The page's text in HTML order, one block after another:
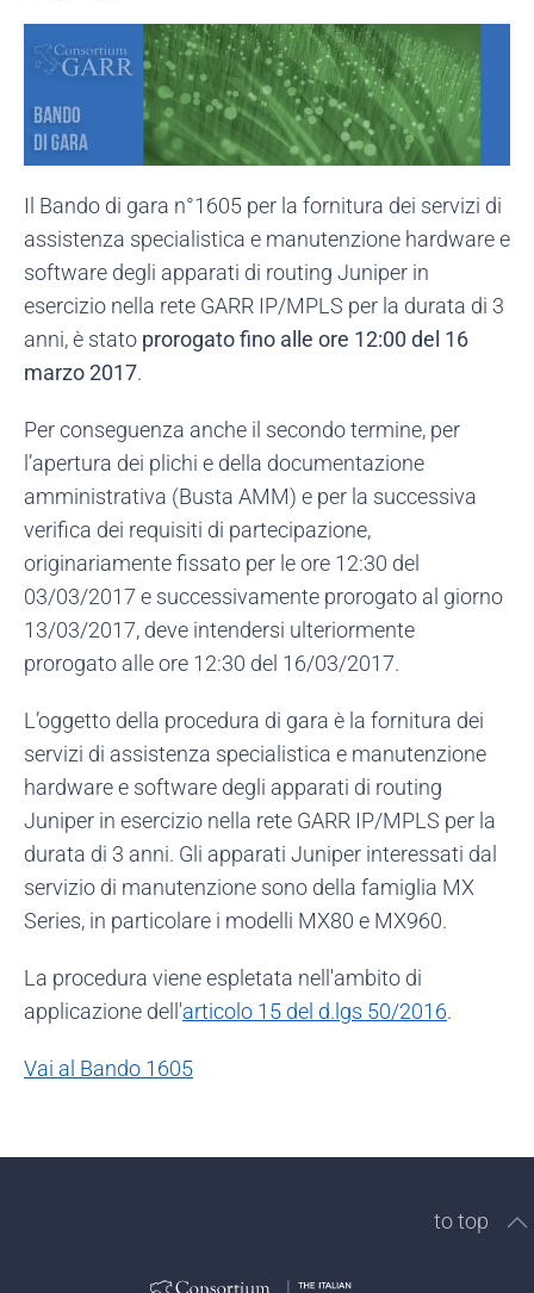
Il Bando di gara n°1605 per la fornitura dei servizi di
assistenza specialistica e manutenzione hardware e
software degli apparati di routing Juniper in
esercizio nella rete GARR IP/MPLS per la durata di 3
anni, è stato prorogato fino alle ore 12:00 del 16
marzo 2017.
Per conseguenza anche il secondo termine, per
l’apertura dei plichi e della documentazione
amministrativa (Busta AMM) e per la successiva
verifica dei requisiti di partecipazione,
originariamente fissato per le ore 12:30 del
03/03/2017 e successivamente prorogato al giorno
13/03/2017, deve intendersi ulteriormente
prorogato alle ore 12:30 del 16/03/2017.
L’oggetto della procedura di gara è la fornitura dei
servizi di assistenza specialistica e manutenzione
hardware e software degli apparati di routing
Juniper in esercizio nella rete GARR IP/MPLS per la
durata di 3 anni. Gli apparati Juniper interessati dal
servizio di manutenzione sono della famiglia MX
Series, in particolare i modelli MX80 e MX960.
La procedura viene espletata nell'ambito di
applicazione dell'articolo 15 del d.lgs 50/2016.
Vai al Bando 1605
to top